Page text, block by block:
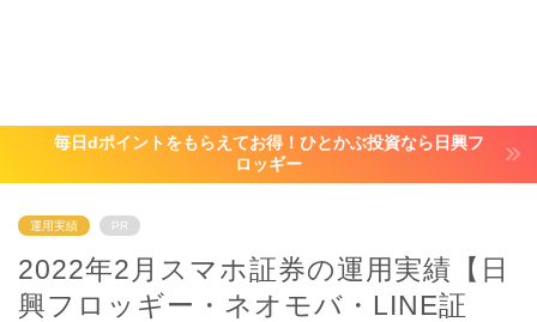
毎日dポイントをもらえてお得！ひとかぶ投資なら日興フ
ロッギー
運用実績 PR
2022年2月スマホ証券の運用実績【日
興フロッギー・ネオモバ・LINE証